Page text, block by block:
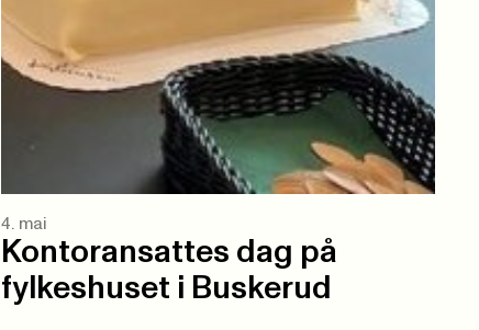
4. mai
Kontoransattes dag på
fylkeshuset i Buskerud